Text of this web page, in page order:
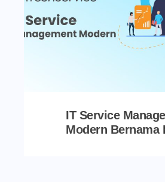
IT Service
Modern Bernama